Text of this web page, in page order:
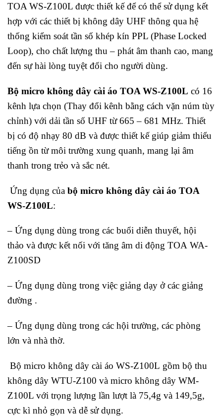
TOA WS-Z100L được thiết kế để có thể sử dụng kết
hợp với các thiết bị không dây UHF thông qua hệ
thống kiểm soát tần số khép kín PPL (Phase Locked
Loop), cho chất lượng thu – phát âm thanh cao, mang
đến sự hài lòng tuyệt đối cho người dùng.
Bộ micro không dây cài áo TOA WS-Z100L có 16
kênh lựa chọn (Thay đổi kênh bằng cách vặn núm tùy
chỉnh) với dải tần số UHF từ 665 – 681 MHz. Thiết
bị có độ nhạy 80 dB và được thiết kế giúp giảm thiểu
tiếng ồn từ môi trường xung quanh, mang lại âm
thanh trong trẻo và sắc nét.
Ứng dụng của bộ micro không dây cài áo TOA
WS-Z100L:
– Ứng dụng dùng trong các buổi diễn thuyết, hội
thảo và được kết nối với tăng âm di động TOA WA-
Z100SD
– Ứng dụng dùng trong việc giảng dạy ở các giảng
đường .
– Ứng dụng dùng trong các hội trường, các phòng
lớn và nhà thờ.
Bộ micro không dây cài áo WS-Z100L gồm bộ thu
không dây WTU-Z100 và micro không dây WM-
Z100L với trọng lượng lần lượt là 75,4g và 149,5g,
cực kì nhỏ gọn và dễ sử dụng.